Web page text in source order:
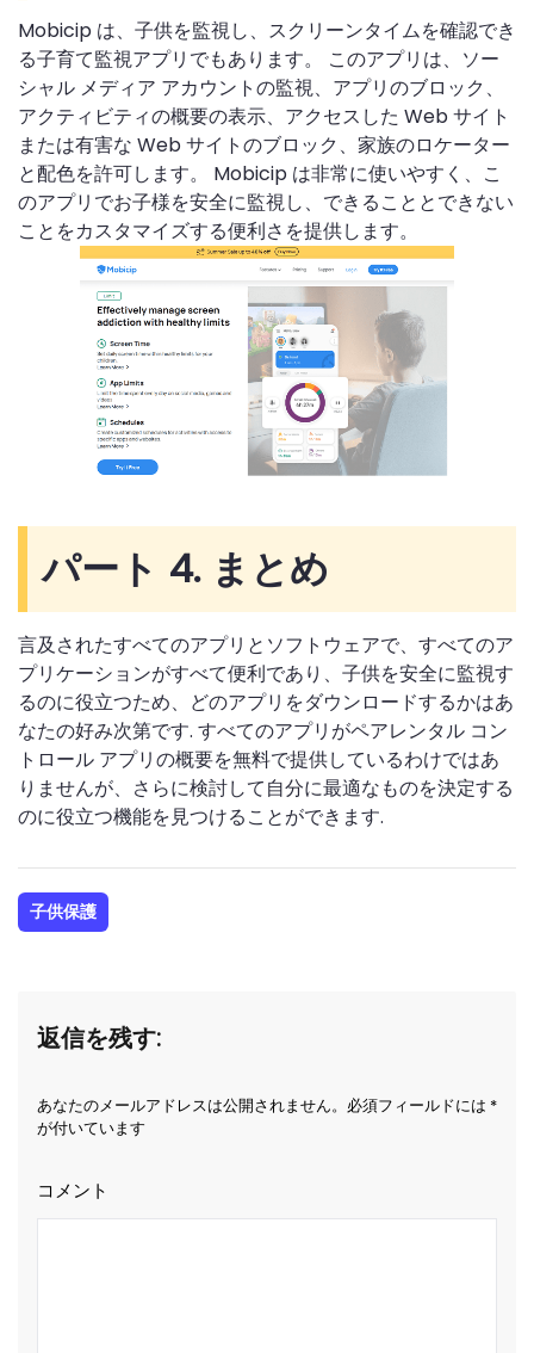
Mobicip は、子供を監視し、スクリーンタイムを確認でき
る子育て監視アプリでもあります。 このアプリは、ソー
シャル メディア アカウントの監視、アプリのブロック、
アクティビティの概要の表示、アクセスした Web サイト
または有害な Web サイトのブロック、家族のロケーター
と配色を許可します。 Mobicip は非常に使いやすく、こ
のアプリでお子様を安全に監視し、できることとできない
ことをカスタマイズする便利さを提供します。
パート 4. まとめ
言及されたすべてのアプリとソフトウェアで、すべてのア
プリケーションがすべて便利であり、子供を安全に監視す
るのに役立つため、どのアプリをダウンロードするかはあ
なたの好み次第です. すべてのアプリがペアレンタル コン
トロール アプリの概要を無料で提供しているわけではあ
りませんが、さらに検討して自分に最適なものを決定する
のに役立つ機能を見つけることができます.
子供保護
返信を残す:
あなたのメールアドレスは公開されません。必須フィールドには *
が付いています
コメント